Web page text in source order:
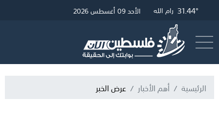
34.29° غزة 31.68° القدس 31.44° رام الله الأحد 09 أغسطس 2026
الرئيسية أهم الأخبار عرض الخبر